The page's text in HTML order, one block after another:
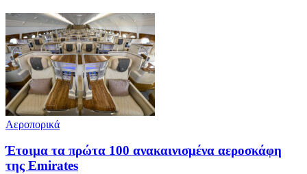
Αεροπορικά
Έτοιμα τα πρώτα 100 ανακαινισμένα αεροσκάφη
της Emirates